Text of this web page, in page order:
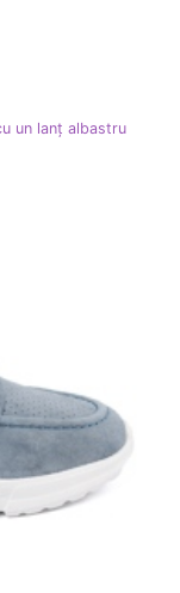
un lanț albastru